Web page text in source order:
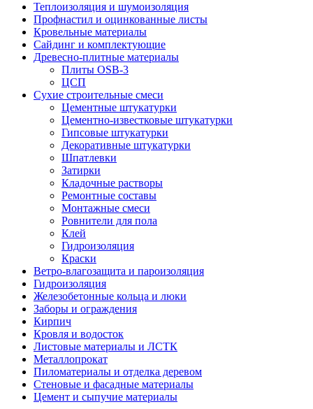
Теплоизоляция и шумоизоляция
Профнастил и оцинкованные листы
Кровельные материалы
Сайдинг и комплектующие
Древесно-плитные материалы
Плиты OSB-3
ЦСП
Сухие строительные смеси
Цементные штукатурки
Цементно-известковые штукатурки
Гипсовые штукатурки
Декоративные штукатурки
Шпатлевки
Затирки
Кладочные растворы
Ремонтные составы
Монтажные смеси
Ровнители для пола
Клей
Гидроизоляция
Краски
Ветро-влагозащита и пароизоляция
Гидроизоляция
Железобетонные кольца и люки
Заборы и ограждения
Кирпич
Кровля и водосток
Листовые материалы и ЛСТК
Металлопрокат
Пиломатериалы и отделка деревом
Стеновые и фасадные материалы
Цемент и сыпучие материалы